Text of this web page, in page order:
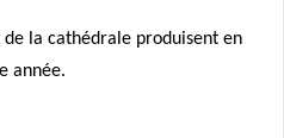
la cathédrale produisent en
année.